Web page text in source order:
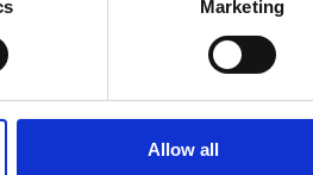
Marketing
Allow all